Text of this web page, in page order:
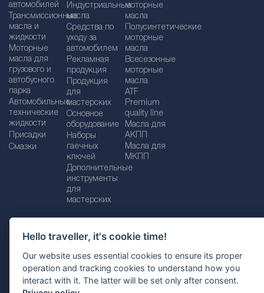
Hello traveller, it's cookie time!
Our website uses essential cookies to ensure its proper
operation and tracking cookies to understand how you
interact with it. The latter will be set only after consent.
автомобилей
Трансмиссионные
масла и
жидкости
Моторные
масла для
грузового и
автобусного
парка
Автомобильные
технические
жидкости
Присадки
Смазки
Индустриальные
масла
Средства по
уходу за
автомобилем
Рекламная
продукция
Продукция
для
мастерских
Основное
оборудование
Наборы
гаечных
ключей
Дополнительные
инструменты
для
мастерских
моторные
масла
Полусинтетические
моторные
масла
Bсесезонные
моторные
масла
ATF
Premium
quality line
Масла для
АКПП
Масла для
МКПП
Политика конфиденциальности
Политика файлов Cookie Выбор страны